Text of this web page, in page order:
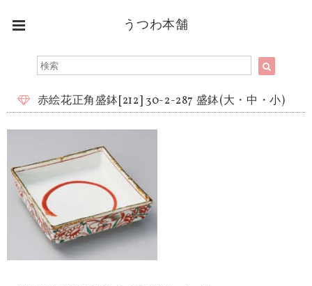
うつわ本舗
赤絵花正角盛鉢[212] 30-2-287 盛鉢(大・中・小)